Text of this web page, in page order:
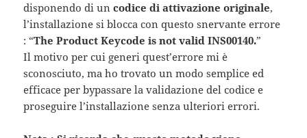
disponendo di uncodice di attivazione originale,
l’installazione si blocca con questo snervante errore
: “The Product Keycode is not valid INS00140.”
Il motivo per cui generi quest’errore mi è
sconosciuto, ma ho trovato un modo semplice ed
efficace per bypassare la validazione del codice e
proseguire l’installazione senza ulteriori errori.